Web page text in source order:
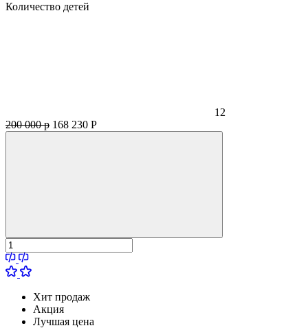
Количество детей
12
200 000 р 168 230 Р
Хит продаж
Акция
Лучшая цена